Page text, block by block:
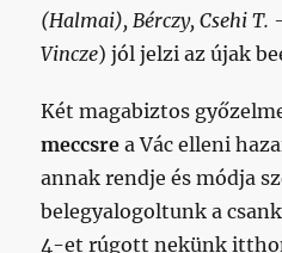
(Halmai), Bérczy, Csehi
Vincze) jól jelzi az újak
Két magabiztos
meccsrea Vác elleni
annak rendje és módja
belegyalogoltunk a
4-et rúgott nekünk